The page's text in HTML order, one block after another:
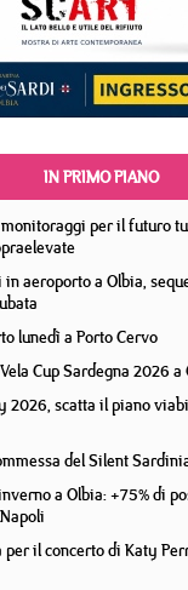
IN PRIMO PIANO
per il futuro
aeroporto a Olbia,
lunedì a Porto Cervo
Cup Sardegna 2026
2026, scatta il piano
del Silent
a Olbia: +75% di
il concerto di Katy